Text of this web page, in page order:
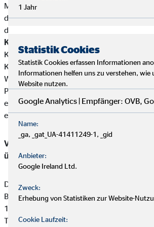
Mutterunternehmen von
direkte oder indirekte Beteiligung von über
den Stimmrechten oder am Kapital von
Kundengelder / Zuwendungen
Kundengelder entgegen.Zahlungen
Kunden an die jeweiligen Produktgeber.
Werner Giersch erhält von den
Produktvermittlung eine Vergütung
einbehalten werden darf. Diese ist in der
einkalkuliert.
Vermittler-Registerstelle, bei der sich die
überprüfen lassen:
Deutsche Industrie- und Handelskammer
Breite Straße 29
10178 Berlin
Tel. 0180 / 6005850 (20 Cent/Anruf aus
1 Jahr
Statistik Cookies
Statistik Cookies erfassen Informationen
Informationen helfen uns zu verstehen, wie
Website nutzen.
Google Analytics | Empfänger: OVB,
Name:
_ga, _gat_UA-41411249-1, _gid
Anbieter:
Google Ireland Ltd.
Zweck:
Erhebung von Statistiken zur Website-
Cookie Laufzeit: